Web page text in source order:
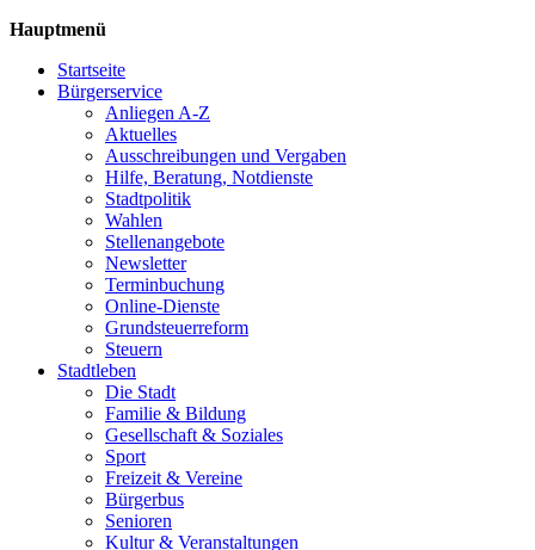
Hauptmenü
Startseite
Bürgerservice
Anliegen A-Z
Aktuelles
Ausschreibungen und Vergaben
Hilfe, Beratung, Notdienste
Stadtpolitik
Wahlen
Stellenangebote
Newsletter
Terminbuchung
Online-Dienste
Grundsteuerreform
Steuern
Stadtleben
Die Stadt
Familie & Bildung
Gesellschaft & Soziales
Sport
Freizeit & Vereine
Bürgerbus
Senioren
Kultur & Veranstaltungen